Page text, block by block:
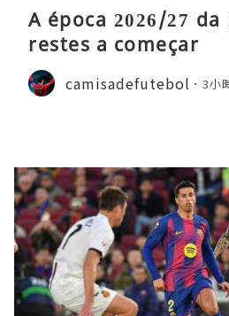
A época 2026/27
restes a começar
camisadefutebol 3小